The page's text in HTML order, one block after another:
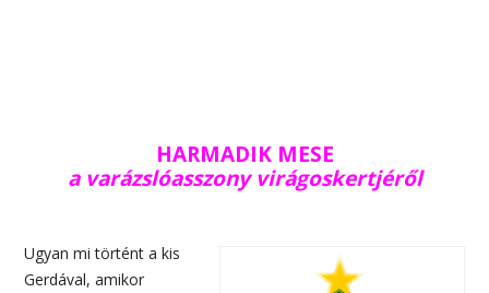
HARMADIK MESE
a varázslóasszony virágoskertjéről
Ugyan mi történt a kis
Gerdával, amikor